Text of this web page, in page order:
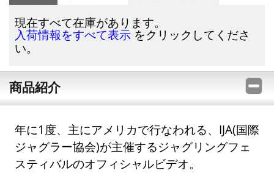
現在すべて在庫があります。
入荷情報をすべて表示 をクリックしてくださ
い。
商品紹介
年に1度、主にアメリカで行なわれる、IJA(国際
ジャグラー協会)が主催するジャグリングフェ
スティバルのオフィシャルビデオ。